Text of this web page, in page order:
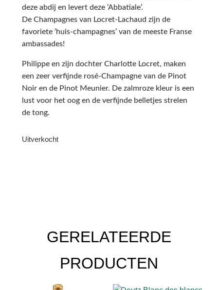
deze abdij en levert deze ‘Abbatiale’.
De Champagnes van Locret-Lachaud zijn de
favoriete ‘huis-champagnes’ van de meeste Franse
ambassades!
Philippe en zijn dochter Charlotte Locret, maken
een zeer verfijnde rosé-Champagne van de Pinot
Noir en de Pinot Meunier. De zalmroze kleur is een
lust voor het oog en de verfijnde belletjes strelen
de tong.
Uitverkocht
GERELATEERDE
PRODUCTEN